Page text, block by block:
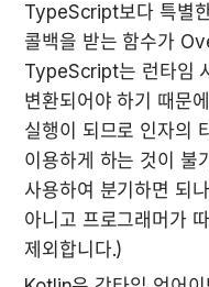
TypeScript보다 특별
콜백을 받는 함수가
TypeScript는 런타임
변환되어야 하기 때문
실행이 되므로 인자의
이용하게 하는 것이 불
사용하여 분기하면 되
아니고 프로그래머가
제외합니다.)